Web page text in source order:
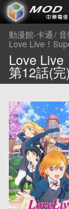
動漫館-卡通
Love Live！
Love Live
第12話(完)